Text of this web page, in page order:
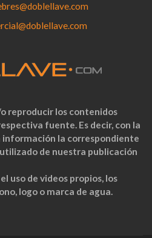
reproducir los contenidos
fuente. Es decir, con la
información la correspondiente
de nuestra publicación
uso de videos propios, los
logo o marca de agua.